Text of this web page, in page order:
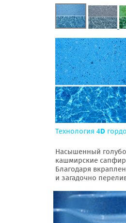
Технология 4D
Насышенный
кашмирские
Благодаря
и загадочно